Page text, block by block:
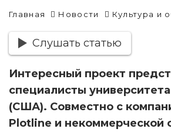
Главная Новости Культура и
Слушать статью
Интересный проект
специалисты
(США). Совместно с
Plotline и некоммерческой